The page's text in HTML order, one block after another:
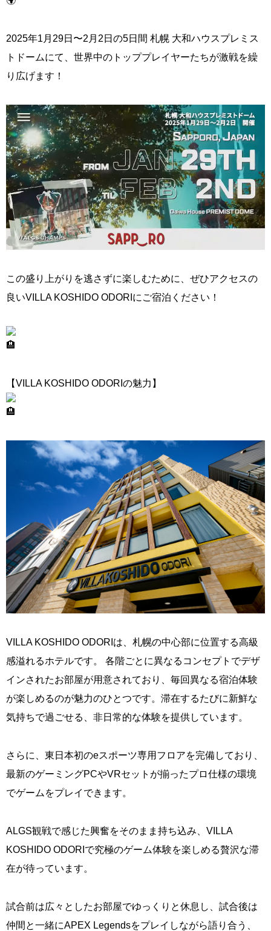
2025年1月29日〜2月2日の5日間 札幌 大和ハウスプレミス
トドームにて、世界中のトッププレイヤーたちが激戦を繰
り広げます！
この盛り上がりを逃さずに楽しむために、ぜひアクセスの
良いVILLA KOSHIDO ODORIにご宿泊ください！
【VILLA KOSHIDO ODORIの魅力】
VILLA KOSHIDO ODORIは、札幌の中心部に位置する高級
感溢れるホテルです。 各階ごとに異なるコンセプトでデザ
インされたお部屋が用意されており、毎回異なる宿泊体験
が楽しめるのが魅力のひとつです。滞在するたびに新鮮な
気持ちで過ごせる、非日常的な体験を提供しています。
さらに、東日本初のeスポーツ専用フロアを完備しており、
最新のゲーミングPCやVRセットが揃ったプロ仕様の環境
でゲームをプレイできます。
ALGS観戦で感じた興奮をそのまま持ち込み、VILLA
KOSHIDO ODORIで究極のゲーム体験を楽しめる贅沢な滞
在が待っています。
試合前は広々としたお部屋でゆっくりと休息し、試合後は
仲間と一緒にAPEX Legendsをプレイしながら語り合う、